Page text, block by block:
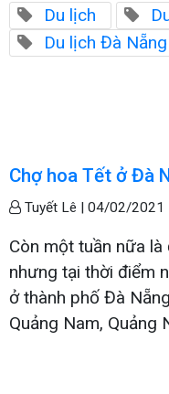
Du lịch
Du lịch Đà Nẵng
Chợ hoa Tết ở Đà
Tuyết Lê | 04/02/2021
Còn một tuần nữa là
nhưng tại thời điểm
ở thành phố Đà
Quảng Nam, Quảng